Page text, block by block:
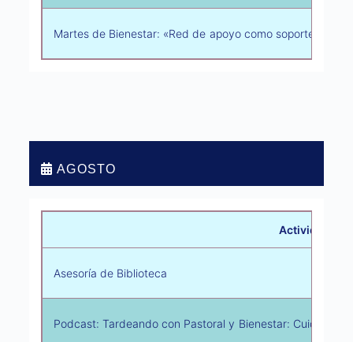
Martes de Bienestar: «Red de apoyo como soporte
AGOSTO
Actividad
Asesoría de Biblioteca
Podcast: Tardeando con Pastoral y Bienestar: Cuidado